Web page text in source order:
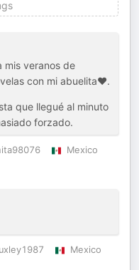
mis veranos de
con mi abuelita❤️.
que llegué al minuto
forzado.
Mexico
Mexico